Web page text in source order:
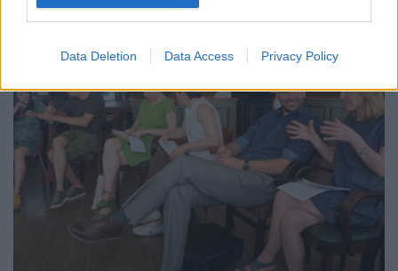
Data Deletion Data Access Privacy Policy